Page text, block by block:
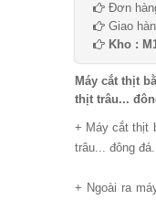
Đơn
Giao
Kho :
Máy cắt thịt
thịt trâu...
+ Máy cắt thịt
trâu... đông đá.
+ Ngoài ra